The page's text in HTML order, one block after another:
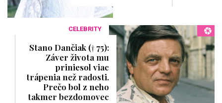
CELEBRITY
Stano Dančiak († 75):
Záver života mu
priniesol viac
trápenia než radosti.
Prečo bol z neho
takmer bezdomovec